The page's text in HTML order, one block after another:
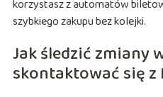
korzystasz z automatów
szybkiego zakupu bez kolejki.
Jak śledzić zmiany
skontaktować się z